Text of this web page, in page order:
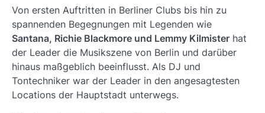
Von ersten Auftritten in Berliner Clubs bis hin zu
spannenden Begegnungen mit Legenden wie
Santana, Richie Blackmore und Lemmy Kilmister hat
der Leader die Musikszene von Berlin und darüber
hinaus maßgeblich beeinflusst. Als DJ und
Tontechniker war der Leader in den angesagtesten
Locations der Hauptstadt unterwegs.